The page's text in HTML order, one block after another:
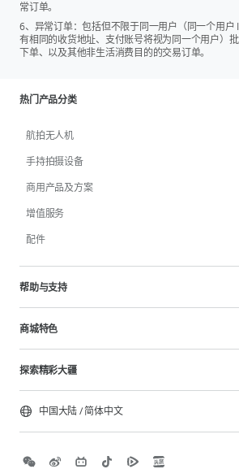
常订单。
6、异常订单：包括但不限于同一用户（同一个用户
有相同的收货地址、支付账号将视为同一个用户）
下单、以及其他非生活消费目的的交易订单。
热门产品分类
航拍无人机
手持拍摄设备
商用产品及方案
增值服务
配件
帮助与支持
商城特色
探索精彩大疆
中国大陆/简体中文